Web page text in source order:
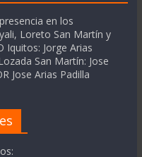
en los
Loreto San Martín y
Iquitos: Jorge Arias
San Martín: Jose
Jose Arias Padilla